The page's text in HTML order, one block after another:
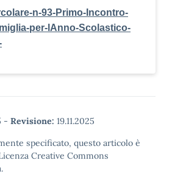
n-93-Primo-Incontro-
per-lAnno-Scolastico-
- Revisione: 19.11.2025
specificato, questo articolo è
Creative Commons